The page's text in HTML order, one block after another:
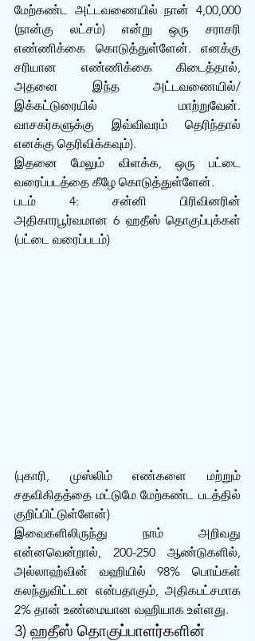
மேற்கண்ட அட்டவணையில் நான் 4,00,000
(நான்கு லட்சம்) என்று ஒரு சராசரி
எண்ணிக்கை கொடுத்துள்ளேன். எனக்கு
சரியான எண்ணிக்கை கிடைத்தால்,
அதனை இந்த அட்டவணையில்/
இக்கட்டுரையில் மாற்றுவேன்.
வாசகர்களுக்கு இவ்விவரம் தெரிந்தால்
எனக்கு தெரிவிக்கவும்).
இதனை மேலும் விளக்க, ஒரு பட்டை
வரைப்படத்தை கீழே கொடுத்துள்ளேன்.
படம் 4: சன்னி பிரிவினரின்
அதிகாரபூர்வமான 6 ஹதீஸ் தொகுப்புக்கள்
(பட்டை வரைப்படம்)
(புகாரி, முஸ்லிம் எண்களை மற்றும்
சதவிகிதத்தை மட்டுமே மேற்கண்ட படத்தில்
குறிப்பிட்டுள்ளேன்)
இவைகளிலிருந்து நாம் அறிவது
என்னவென்றால், 200-250 ஆண்டுகளில்,
அல்லாஹ்வின் வஹியில் 98% பொய்கள்
கலந்துவிட்டன என்பதாகும், அதிகபட்சமாக
2% தான் உண்மையான வஹியாக உள்ளது.
3) ஹதீஸ் தொகுப்பாளர்களின்